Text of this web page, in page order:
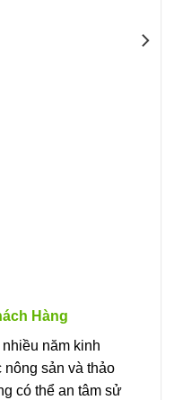
Hàng
năm kinh
sản và thảo
có thể an tâm sử